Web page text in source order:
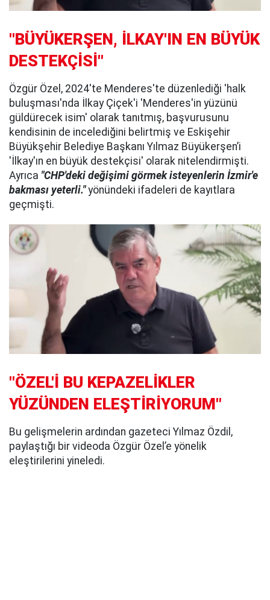
"BÜYÜKERŞEN, İLKAY'IN EN BÜYÜK
DESTEKÇİSİ"
Özgür Özel, 2024'te Menderes'te düzenlediği 'halk
buluşması'nda İlkay Çiçek'i 'Menderes'in yüzünü
güldürecek isim' olarak tanıtmış, başvurusunu
kendisinin de incelediğini belirtmiş ve Eskişehir
Büyükşehir Belediye Başkanı Yılmaz Büyükerşen’i
'İlkay'ın en büyük destekçisi' olarak nitelendirmişti.
Ayrıca "CHP'deki değişimi görmek isteyenlerin İzmir'e
bakması yeterli."yönündeki ifadeleri de kayıtlara
geçmişti.
"ÖZEL'İ BU KEPAZELİKLER
YÜZÜNDEN ELEŞTİRİYORUM"
Bu gelişmelerin ardından gazeteci Yılmaz Özdil,
paylaştığı bir videoda Özgür Özel’e yönelik
eleştirilerini yineledi.